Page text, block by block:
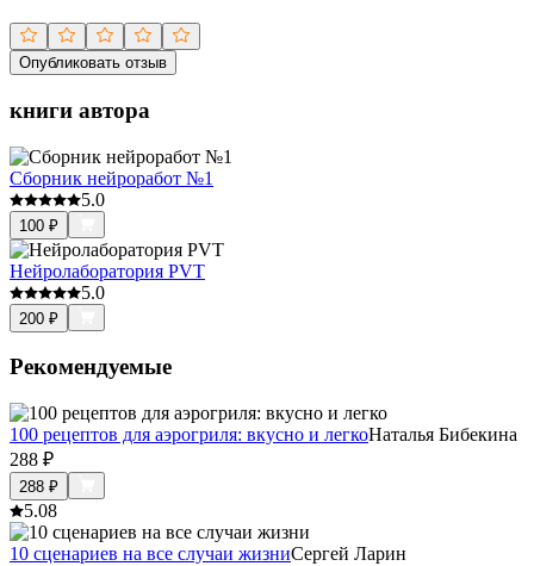
Опубликовать отзыв
книги автора
Сборник нейроработ №1
5.0
100 ₽
Нейролаборатория PVT
5.0
200 ₽
Рекомендуемые
100 рецептов для аэрогриля: вкусно и легкоНаталья Бибекина
288 ₽
288 ₽
5.08
10 сценариев на все случаи жизниСергей Ларин